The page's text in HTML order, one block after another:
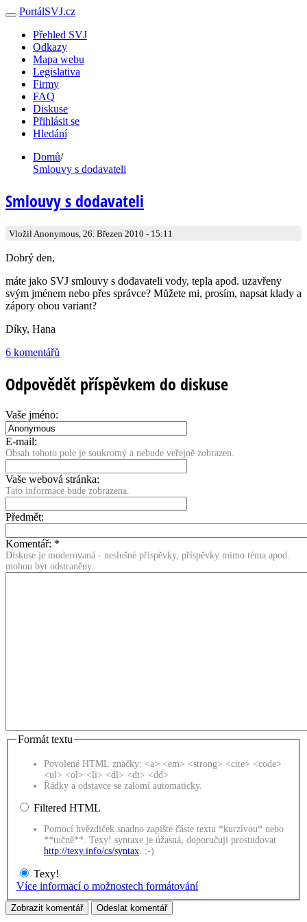
PortálSVJ.cz
Přehled SVJ
Odkazy
Mapa webu
Legislativa
Firmy
FAQ
Diskuse
Přihlásit se
Hledání
Domů/
Smlouvy s dodavateli
Smlouvy s dodavateli
Vložil Anonymous, 26. Březen 2010 - 15:11
Dobrý den,
máte jako SVJ smlouvy s dodavateli vody, tepla apod. uzavřeny
svým jménem nebo přes správce? Můžete mi, prosím, napsat klady a
zápory obou variant?
Díky, Hana
6 komentářů
Odpovědět příspěvkem do diskuse
Vaše jméno:
E-mail:
Obsah tohoto pole je soukromý a nebude veřejně zobrazen.
Vaše webová stránka:
Tato informace bude zobrazena.
Předmět:
Komentář: *
Diskuse je moderovaná - neslušné příspěvky, příspěvky mimo téma apod.
mohou být odstraněny.
Formát textu
Povolené HTML značky: <a> <em> <strong> <cite> <code>
<ul> <ol> <li> <dl> <dt> <dd>
Řádky a odstavce se zalomí automaticky.
Filtered HTML
Pomocí hvězdiček snadno zapište částe textu *kurzívou* nebo
**tučně**. Texy! syntaxe je úžasná, doporučuji prostudovat
http://texy.info/cs/syntax. ;-)
Texy!
Více informací o možnostech formátování